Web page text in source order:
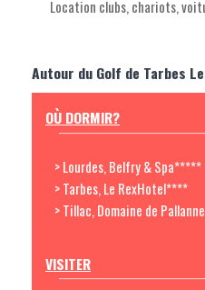
Location clubs, chariots,
Autour du Golf de Tarbes
OÙ DORMIR?
> Lourdes, Belfry & Spa*****
> Tarbes, Le RexHotel****
> Tillac, Domaine de Pallanne
VISITER